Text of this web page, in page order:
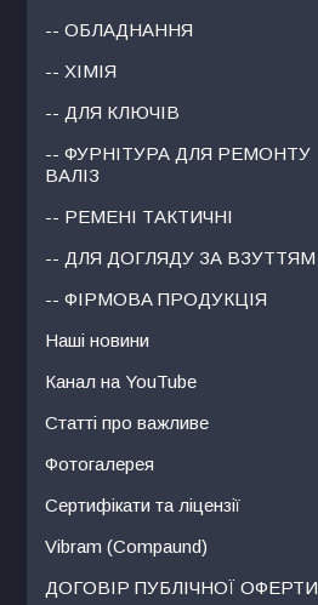
-- ОБЛАДНАННЯ
-- ХІМІЯ
-- ДЛЯ КЛЮЧІВ
-- ФУРНІТУРА ДЛЯ РЕМОНТУ
ВАЛІЗ
-- РЕМЕНІ ТАКТИЧНІ
-- ДЛЯ ДОГЛЯДУ ЗА ВЗУТТЯМ
-- ФІРМОВА ПРОДУКЦІЯ
Наші новини
Канал на YouTube
Статті про важливе
Фотогалерея
Сертифікати та ліцензії
Vibram (Compaund)
ДОГОВІР ПУБЛІЧНОЇ ОФЕРТИ